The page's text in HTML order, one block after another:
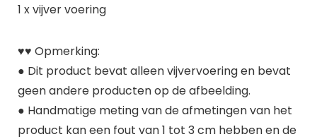
1 x vijver voering
♥♥ Opmerking:
● Dit product bevat alleen vijvervoering en bevat
geen andere producten op de afbeelding.
● Handmatige meting van de afmetingen van het
product kan een fout van 1 tot 3 cm hebben en de